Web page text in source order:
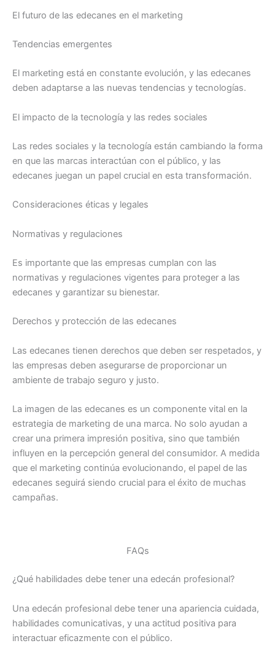
El futuro de las edecanes en el marketing
Tendencias emergentes
El marketing está en constante evolución, y las edecanes
deben adaptarse a las nuevas tendencias y tecnologías.
El impacto de la tecnología y las redes sociales
Las redes sociales y la tecnología están cambiando la forma
en que las marcas interactúan con el público, y las
edecanes juegan un papel crucial en esta transformación.
Consideraciones éticas y legales
Normativas y regulaciones
Es importante que las empresas cumplan con las
normativas y regulaciones vigentes para proteger a las
edecanes y garantizar su bienestar.
Derechos y protección de las edecanes
Las edecanes tienen derechos que deben ser respetados, y
las empresas deben asegurarse de proporcionar un
ambiente de trabajo seguro y justo.
La imagen de las edecanes es un componente vital en la
estrategia de marketing de una marca. No solo ayudan a
crear una primera impresión positiva, sino que también
influyen en la percepción general del consumidor. A medida
que el marketing continúa evolucionando, el papel de las
edecanes seguirá siendo crucial para el éxito de muchas
campañas.
FAQs
¿Qué habilidades debe tener una edecán profesional?
Una edecán profesional debe tener una apariencia cuidada,
habilidades comunicativas, y una actitud positiva para
interactuar eficazmente con el público.